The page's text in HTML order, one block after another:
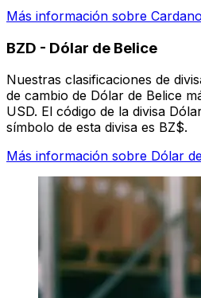
Más información sobre Cardano
BZD - Dólar de Belice
Nuestras clasificaciones de
de cambio de Dólar de Belice
USD. El código de la divisa
símbolo de esta divisa es BZ$.
Más información sobre Dólar